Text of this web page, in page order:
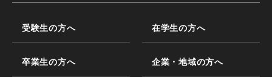
受験生の方へ 在学生の方へ
卒業生の方へ 企業・地域の方へ